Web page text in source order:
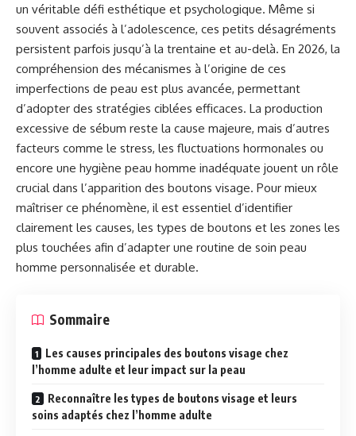
un véritable défi esthétique et psychologique. Même si
souvent associés à l’adolescence, ces petits désagréments
persistent parfois jusqu’à la trentaine et au-delà. En 2026, la
compréhension des mécanismes à l’origine de ces
imperfections de peau est plus avancée, permettant
d’adopter des stratégies ciblées efficaces. La production
excessive de sébum reste la cause majeure, mais d’autres
facteurs comme le stress, les fluctuations hormonales ou
encore une hygiène peau homme inadéquate jouent un rôle
crucial dans l’apparition des boutons visage. Pour mieux
maîtriser ce phénomène, il est essentiel d’identifier
clairement les causes, les types de boutons et les zones les
plus touchées afin d’adapter une routine de soin peau
homme personnalisée et durable.
Sommaire
Les causes principales des boutons visage chez
l’homme adulte et leur impact sur la peau
Reconnaître les types de boutons visage et leurs
soins adaptés chez l’homme adulte